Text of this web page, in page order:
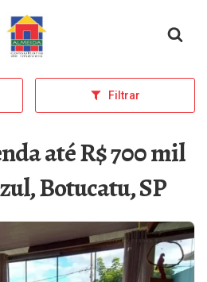
Página inicial
Filtrar
até R$ 700 mil
Botucatu, SP